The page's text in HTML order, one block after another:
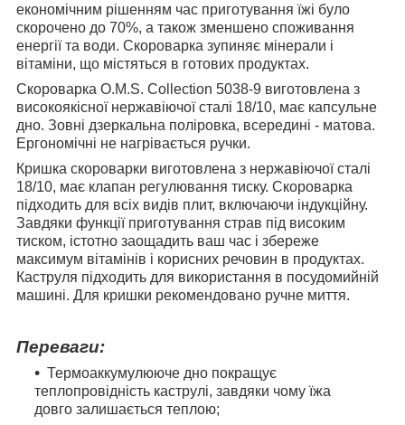
економічним рішенням час приготування їжі було
скорочено до 70%, а також зменшено споживання
енергії та води. Скороварка зупиняє мінерали і
вітаміни, що містяться в готових продуктах.
Скороварка O.M.S. Collection 5038-9 виготовлена з
високоякісної нержавіючої сталі 18/10, має капсульне
дно. Зовні дзеркальна поліровка, всередині - матова.
Ергономічні не нагрівається ручки.
Кришка скороварки виготовлена з нержавіючої сталі
18/10, має клапан регулювання тиску. Скороварка
підходить для всіх видів плит, включаючи індукційну.
Завдяки функції приготування страв під високим
тиском, істотно заощадить ваш час і збереже
максимум вітамінів і корисних речовин в продуктах.
Каструля підходить для використання в посудомийній
машині. Для кришки рекомендовано ручне миття.
Переваги:
Термоаккумулююче дно покращує
теплопровідність каструлі, завдяки чому їжа
довго залишається теплою;